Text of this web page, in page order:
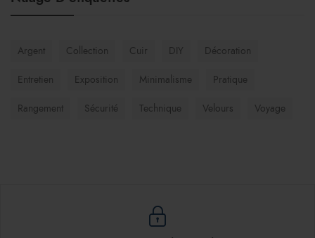
Argent Collection Cuir DIY Décoration
Entretien Exposition Minimalisme Pratique
Rangement Sécurité Technique Velours Voyage